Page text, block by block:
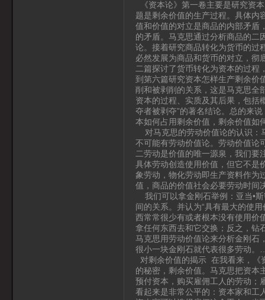
《资本论》第一卷主要是研究资
题是剩余价值的生产过程。具体内
值和价值的对立是商品的内部矛盾
的矛盾。马克思通过分析商品的二
论。接着研究商品转化为货币的过
必然发展为商品和货币的对立，彻
二篇探讨了货币转化为资本的过程
到第六篇研究资本怎样生产剩余价
削和被剥削的关系，这是马克思全
资本的过程、实质及其后果，包括
夺者被剥夺”的著名结论。总的来
本如何占用剩余价值，剩余价值如
对马克思的劳动价值论的认识：
不可能有劳动价值论。劳动价值论
二劳动是价值的唯一源泉，我们要
具体劳动创造使用价值，但它不是
象劳动，物化劳动即生产资料作为
值，商品的价值社会必要劳动时间
我们可以拿金刚石举例：亚当•
间的关系。并认为“具有最大的使
西常常很少有或者根本没有使用价
拿任何东西去和它交换；反之，钻
马克思用劳动价值论来分析金刚石
很小一块金刚石就代表很多劳动
对剩余价值的揭示 在我看来，《
的秘密，剩余价值。马克思把资本
预付资本，购买雇佣工人的劳动；
看起来是非常公平的：资本家和工